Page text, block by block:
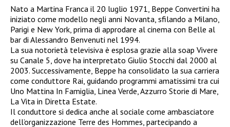
Nato a Martina Franca il 20 luglio 1971, Beppe Convertini ha
iniziato come modello negli anni Novanta, sfilando a Milano,
Parigi e New York, prima di approdare al cinema con Belle al
bar di Alessandro Benvenuti nel 1994.
La sua notorietà televisiva è esplosa grazie alla soap Vivere
su Canale 5, dove ha interpretato Giulio Stocchi dal 2000 al
2003. Successivamente, Beppe ha consolidato la sua carriera
come conduttore Rai, guidando programmi amatissimi tra cui
Uno Mattina In Famiglia, Linea Verde, Azzurro Storie di Mare,
La Vita in Diretta Estate.
Il conduttore si dedica anche al sociale come ambasciatore
dell’organizzazione Terre des Hommes, partecipando a